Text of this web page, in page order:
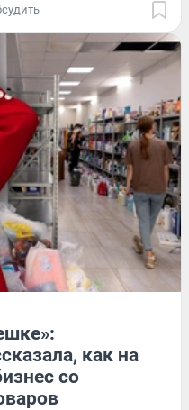
как на
со